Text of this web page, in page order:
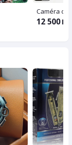
Caméra de
12 500